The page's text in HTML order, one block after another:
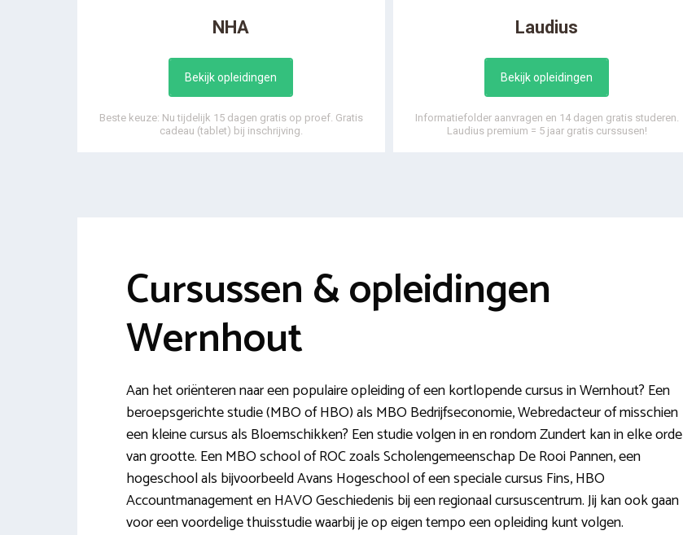
NHA
Bekijk opleidingen
Beste keuze: Nu tijdelijk 15 dagen gratis op proef. Gratis
cadeau (tablet) bij inschrijving.
Laudius
Bekijk opleidingen
Informatiefolder aanvragen en 14 dagen gratis studeren.
Laudius premium = 5 jaar gratis curssusen!
Cursussen & opleidingen
Wernhout
Aan het oriënteren naar een populaire opleiding of een kortlopende cursus in Wernhout? Een
beroepsgerichte studie (MBO of HBO) als MBO Bedrijfseconomie, Webredacteur of misschien
een kleine cursus als Bloemschikken? Een studie volgen in en rondom Zundert kan in elke orde
van grootte. Een MBO school of ROC zoals Scholengemeenschap De Rooi Pannen, een
hogeschool als bijvoorbeeld Avans Hogeschool of een speciale cursus Fins, HBO
Accountmanagement en HAVO Geschiedenis bij een regionaal cursuscentrum. Jij kan ook gaan
voor een voordelige thuisstudie waarbij je op eigen tempo een opleiding kunt volgen.